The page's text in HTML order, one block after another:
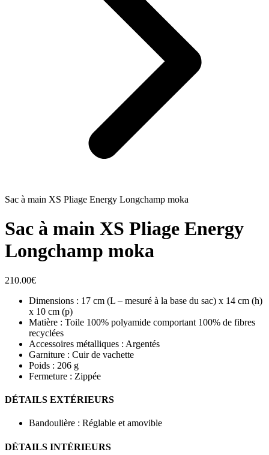
Sac à main XS Pliage Energy Longchamp moka
Sac à main XS Pliage Energy
Longchamp moka
210.00€
Dimensions : 17 cm (L – mesuré à la base du sac) x 14 cm (h)
x 10 cm (p)
Matière : Toile 100% polyamide comportant 100% de fibres
recyclées
Accessoires métalliques : Argentés
Garniture : Cuir de vachette
Poids : 206 g
Fermeture : Zippée
DÉTAILS EXTÉRIEURS
Bandoulière : Réglable et amovible
DÉTAILS INTÉRIEURS